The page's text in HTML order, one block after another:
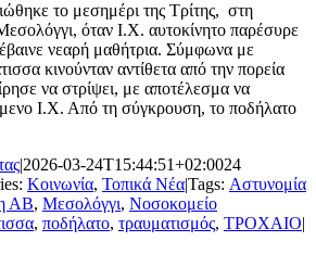
το μεσημέρι της Τρίτης, στη
όταν Ι.Χ. αυτοκίνητο παρέσυρε
νεαρή μαθήτρια. Σύμφωνα με
κινούνταν αντίθετα από την πορεία
να στρίψει, με αποτέλεσμα να
Ι.Χ. Από τη σύγκρουση, το ποδήλατο
|2026-03-24T15:44:51+02:0024
Κοινωνία, Τοπικά Νέα|Tags: Αστυνομία
ΑΒ, Μεσολόγγι, Νοσοκομείο
, ποδήλατο, τραυματισμός, ΤΡΟΧΑΙΟ|